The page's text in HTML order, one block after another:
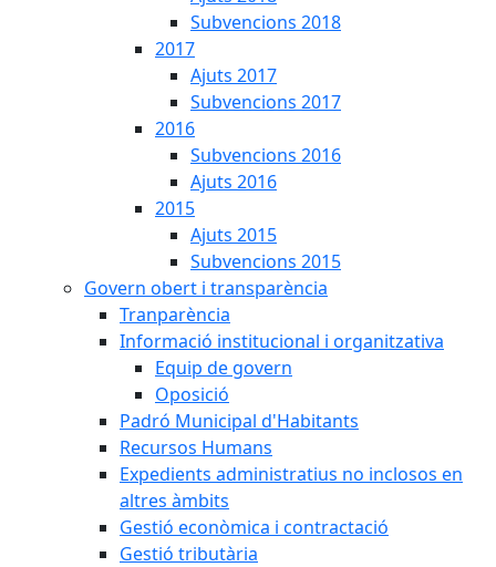
Subvencions 2018
2017
Ajuts 2017
Subvencions 2017
2016
Subvencions 2016
Ajuts 2016
2015
Ajuts 2015
Subvencions 2015
Govern obert i transparència
Tranparència
Informació institucional i organitzativa
Equip de govern
Oposició
Padró Municipal d'Habitants
Recursos Humans
Expedients administratius no inclosos en
altres àmbits
Gestió econòmica i contractació
Gestió tributària